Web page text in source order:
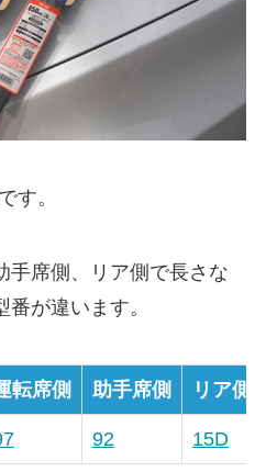
す。
手席側、リア側で長さな
が違います。
転席側 助手席側 リア側
92 15D